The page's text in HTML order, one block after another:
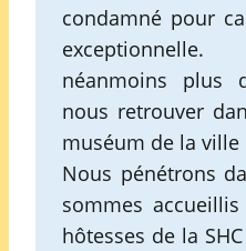
condamné pour
néanmoins plus
nous retrouver
muséum de la ville
Nous pénétrons
sommes
hôtesses de la